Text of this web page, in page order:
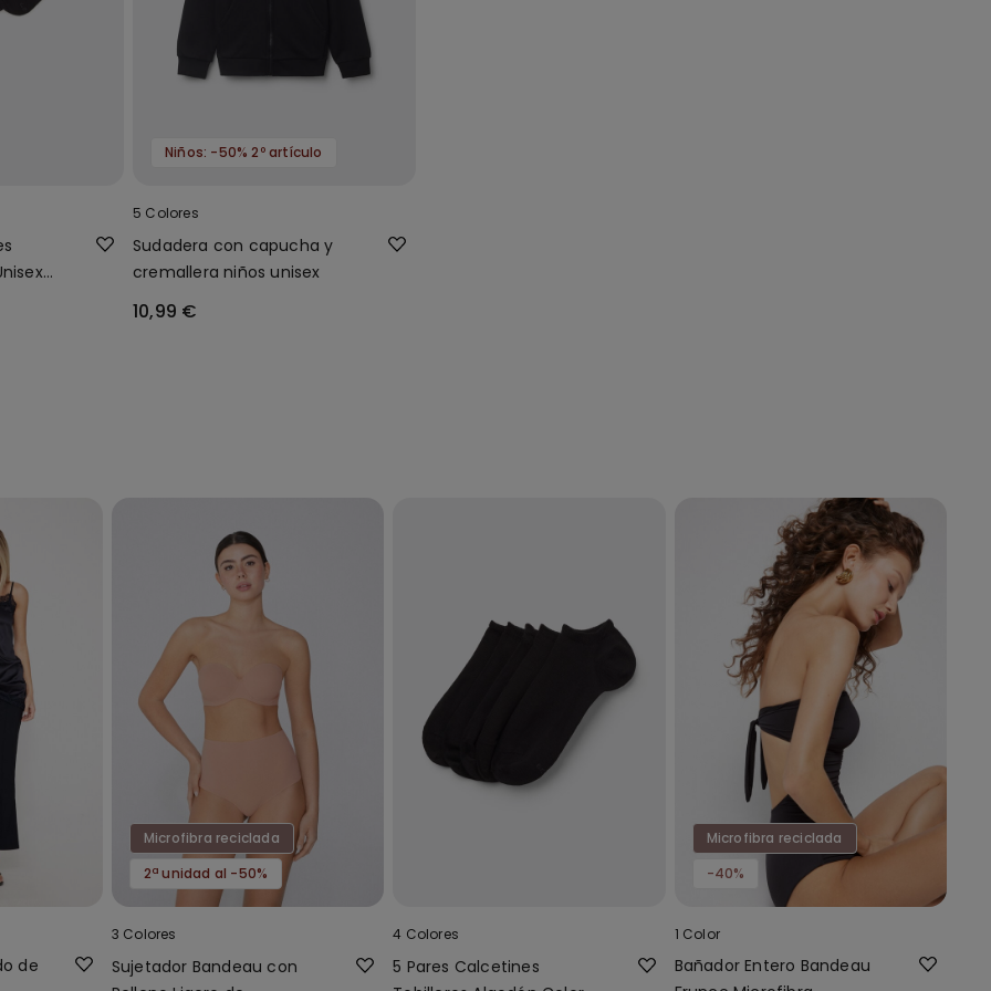
Niños: -50% 2º artículo
5 Colores
Sudadera con capucha y
cremallera niños unisex
10,99 €
de
Microfibra reciclada
2ª unidad al -50%
3 Colores
Sujetador Bandeau con
4 Colores
5 Pares Calcetines
Microfibra reciclada
-40%
1 Color
Bañador Entero Bandeau